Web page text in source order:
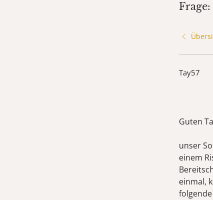
Tay57
Guten
unser
einem
einmal,